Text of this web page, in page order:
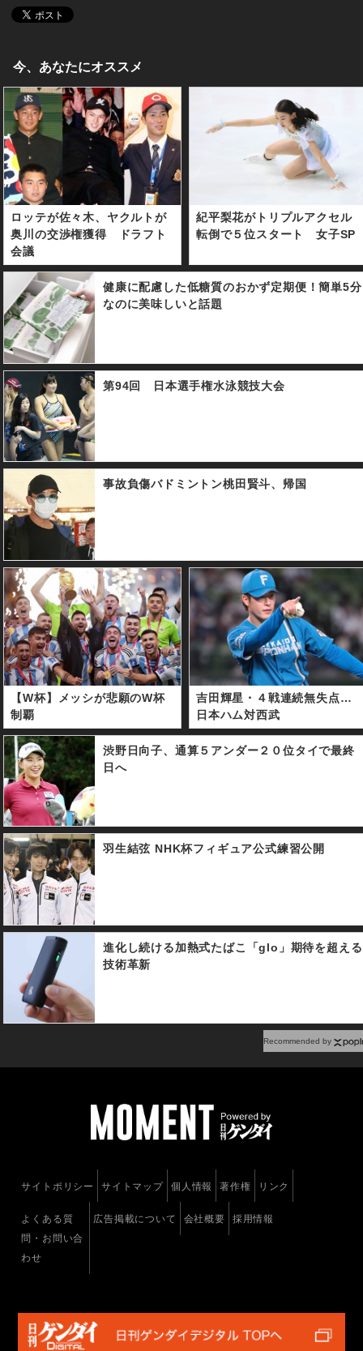
今、あなたにオススメ
ロッテが佐々木、ヤクルトが
奥川の交渉権獲得 ドラフト
会議
紀平梨花がトリプルアクセル
転倒で５位スタート 女子SP
健康に配慮した低糖質のおかず定期便！簡単5分
なのに美味しいと話題
第94回 日本選手権水泳競技大会
事故負傷バドミントン桃田賢斗、帰国
【W杯】メッシが悲願のW杯
制覇
吉田輝星・４戦連続無失点…
日本ハム対西武
渋野日向子、通算５アンダー２０位タイで最終
日へ
羽生結弦 NHK杯フィギュア公式練習公開
進化し続ける加熱式たばこ「glo」期待を超える
技術革新
Recommended by
サイトポリシー サイトマップ 個人情報 著作権 リンク
よくある質
問・お問い合
わせ
広告掲載について 会社概要 採用情報